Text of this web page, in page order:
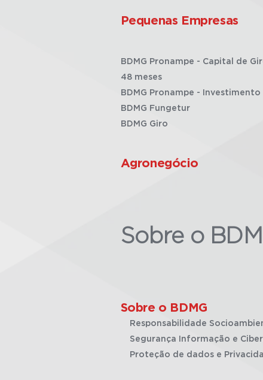
Pequenas Empresas
BDMG Pronampe - Capital de
48 meses
BDMG Pronampe - Investimento
BDMG Fungetur
BDMG Giro
Agronegócio
Sobre o
Sobre o BDMG
Responsabilidade
Segurança Informação e
Proteção de dados e